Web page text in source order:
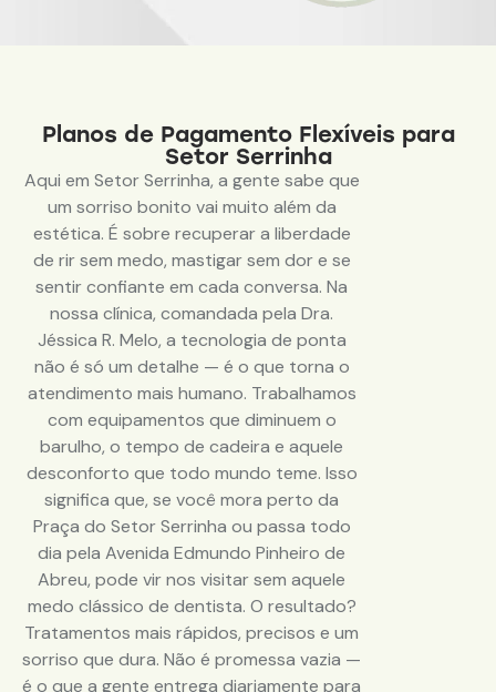
Planos de Pagamento Flexíveis para
Setor Serrinha
Aqui em Setor Serrinha, a gente sabe que
um sorriso bonito vai muito além da
estética. É sobre recuperar a liberdade
de rir sem medo, mastigar sem dor e se
sentir confiante em cada conversa. Na
nossa clínica, comandada pela Dra.
Jéssica R. Melo, a tecnologia de ponta
não é só um detalhe — é o que torna o
atendimento mais humano. Trabalhamos
com equipamentos que diminuem o
barulho, o tempo de cadeira e aquele
desconforto que todo mundo teme. Isso
significa que, se você mora perto da
Praça do Setor Serrinha ou passa todo
dia pela Avenida Edmundo Pinheiro de
Abreu, pode vir nos visitar sem aquele
medo clássico de dentista. O resultado?
Tratamentos mais rápidos, precisos e um
sorriso que dura. Não é promessa vazia —
é o que a gente entrega diariamente para